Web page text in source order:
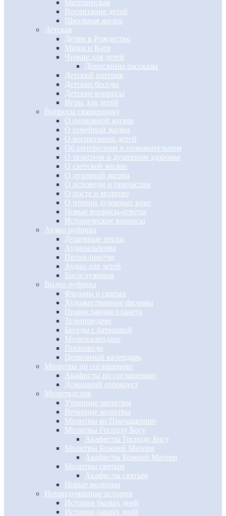
Материнская
Воспитание детей
Школьная жизнь
Детская
Детям в Рождество
Миша и Катя
Чтение для детей
Денискины рассказы
Детский патерик
Детские беседы
Детские вопросы
Игры для детей
Вопросы священнику
О церковной жизни
О семейной жизни
О воспитанию детей
Об интересном и познавательном
О телесном и душевном здоровье
О светской жизни
О духовной жизни
О исповеди и причастии
О посте и молитве
О чтении духовных книг
Новые вопросы-ответы
Исторические вопросы
Аудио рубрика
Душевные песни
Аудиоальбомы
Песни-притчи
Аудио для детей
Богослужения
Видео рубрика
Фильмы о святых
Художественные фильмы
Православная планета
Телепередачи
Беседы с батюшкой
Мульткалендарь
Проповеди
Церковный календарь
Молитвы по соглашению
Акафисты по соглашению
Домашний сорокоуст
Молитвослов
Утренние молитвы
Вечерние молитвы
Молитвы ко Причащению
Молитвы Господу Богу
Акафисты Господу Богу
Молитвы Божией Матери
Акафисты Божией Матери
Молитвы святым
Акафисты святым
Новые молитвы
Непридуманные истории
Истории былых дней
Истории наших дней